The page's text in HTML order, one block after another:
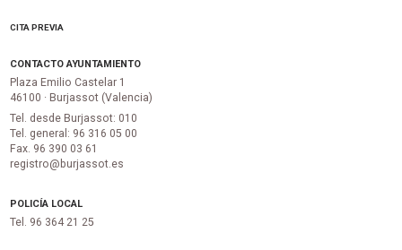
CITA PREVIA
CONTACTO AYUNTAMIENTO
Plaza Emilio Castelar 1
46100 · Burjassot (Valencia)
Tel. desde Burjassot: 010
Tel. general: 96 316 05 00
Fax. 96 390 03 61
registro@burjassot.es
POLICÍA LOCAL
Tel. 96 364 21 25